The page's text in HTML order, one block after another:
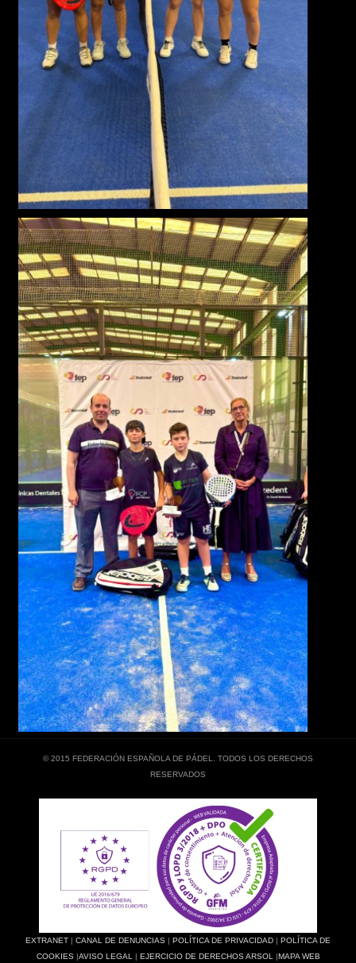
© 2015 FEDERACIÓN ESPAÑOLA DE PÁDEL. TODOS LOS DERECHOS
RESERVADOS
EXTRANET | CANAL DE DENUNCIAS | POLÍTICA DE PRIVACIDAD | POLÍTICA DE
COOKIES|AVISO LEGAL | EJERCICIO DE DERECHOS ARSOL |MAPA WEB